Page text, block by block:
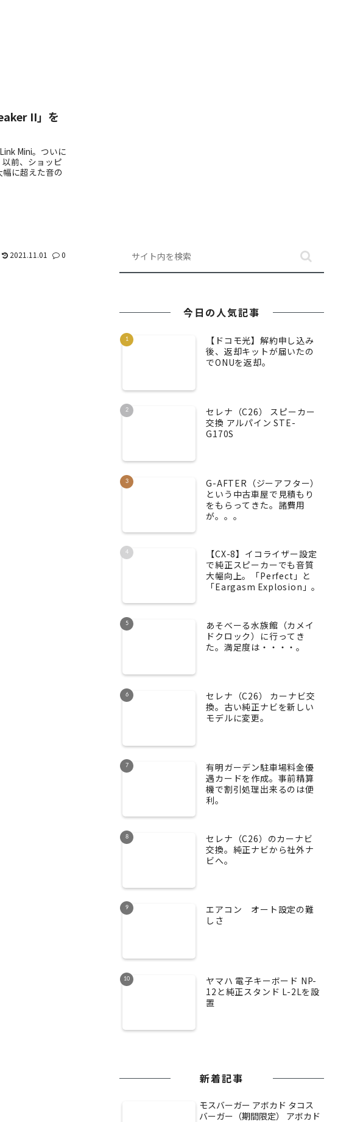
II」を
Mini。ついに
前、ショッピ
に超えた音の
2021.11.01 0
今日の人気記事
【ドコモ光】解約申し込み
後、返却キットが届いたの
でONUを返却。
セレナ（C26） スピーカー
交換 アルパイン STE-
G170S
G-AFTER（ジーアフター）
という中古車屋で見積もり
をもらってきた。諸費用
が。。。
【CX-8】イコライザー設定
で純正スピーカーでも音質
大幅向上。「Perfect」と
「Eargasm Explosion」。
あそべーる水族館（カメイ
ドクロック）に行ってき
た。満足度は・・・・。
セレナ（C26） カーナビ交
換。古い純正ナビを新しい
モデルに変更。
有明ガーデン駐車場料金優
遇カードを作成。事前精算
機で割引処理出来るのは便
利。
セレナ（C26）のカーナビ
交換。純正ナビから社外ナ
ビへ。
エアコン オート設定の難
しさ
ヤマハ 電子キーボード NP-
12と純正スタンド L-2Lを設
置
新着記事
モスバーガー アボカド タコス
バーガー（期間限定） アボカド